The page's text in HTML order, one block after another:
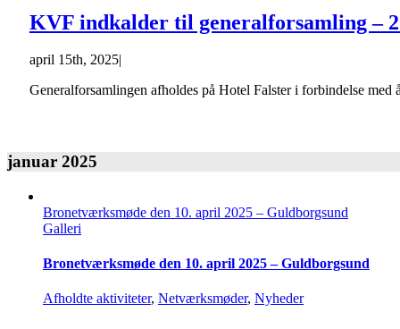
KVF indkalder til generalforsamling –
april 15th, 2025
Generalforsamlingen afholdes på Hotel Falster i forbindelse
januar 2025
Bronetværksmøde den 10. april 2025 – Guldborgsund
Galleri
Bronetværksmøde den 10. april 2025 – Guldborgsund
Afholdte aktiviteter, Netværksmøder, Nyheder